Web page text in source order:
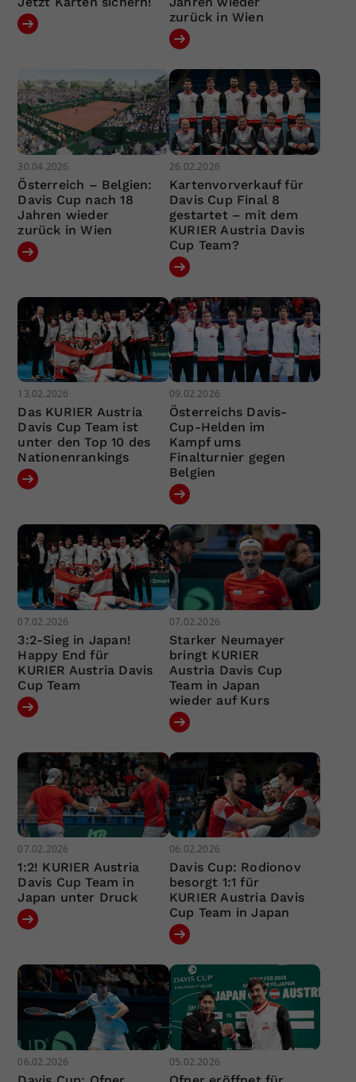
zurück in Wien
30.04.2026
Österreich – Belgien:
Davis Cup nach 18
Jahren wieder
zurück in Wien
26.02.2026
Kartenvorverkauf für
Davis Cup Final 8
gestartet – mit dem
KURIER Austria Davis
Cup Team?
13.02.2026
Das KURIER Austria
Davis Cup Team ist
unter den Top 10 des
Nationenrankings
09.02.2026
Österreichs Davis-
Cup-Helden im
Kampf ums
Finalturnier gegen
Belgien
07.02.2026
3:2-Sieg in Japan!
Happy End für
KURIER Austria Davis
Cup Team
07.02.2026
Starker Neumayer
bringt KURIER
Austria Davis Cup
Team in Japan
wieder auf Kurs
07.02.2026
1:2! KURIER Austria
Davis Cup Team in
Japan unter Druck
06.02.2026
Davis Cup: Rodionov
besorgt 1:1 für
KURIER Austria Davis
Cup Team in Japan
06.02.2026 05.02.2026